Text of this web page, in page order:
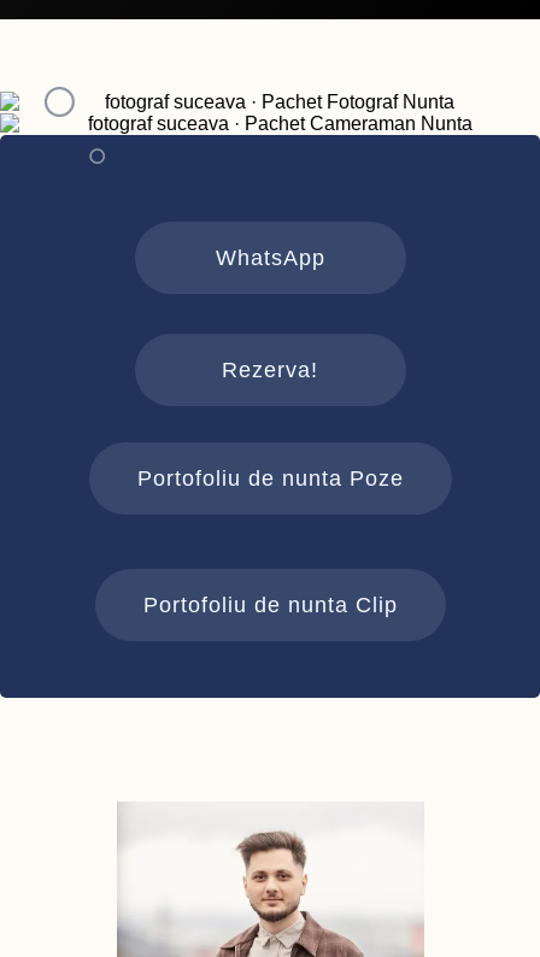
WhatsApp
Rezerva!
Portofoliu de nunta Poze
Portofoliu de nunta Clip